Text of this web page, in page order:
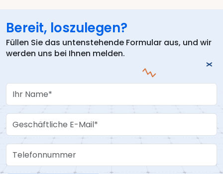
Bereit, loszulegen?
Füllen Sie das untenstehende Formular aus, und wir
werden uns bei Ihnen melden.
Your Name
Work Email
Telefonnummer